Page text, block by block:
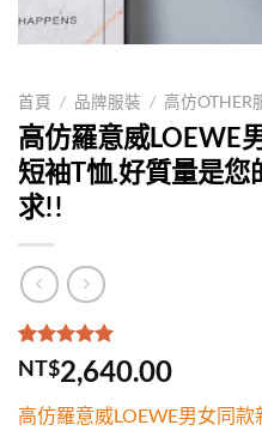
首頁 / 品牌服裝 / 高仿OTHER
高仿羅意威LOEWE
短袖T恤.好質量是您
求!!
評分5.00 /
5，已有
1
位
分
NT$2,640.00
高仿羅意威LOEWE男女同